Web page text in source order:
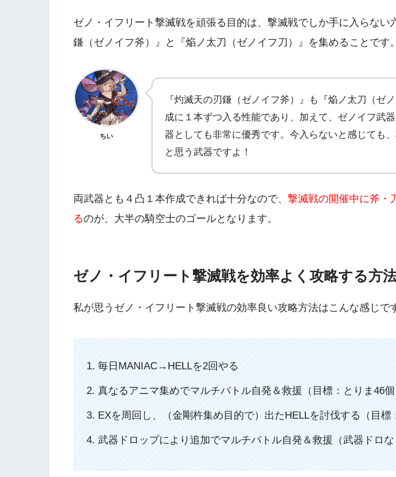
ゼノ・イフリート撃滅戦を頑張る目的は、撃滅戦でしか手に入らない
鎌（ゼノイフ斧）』と『焔ノ太刀（ゼノイフ刀）』を集めることです。
ちい
『灼滅天の刃鎌（ゼノイフ斧）』も『焔ノ太刀（ゼ
成に１本ずつ入る性能であり、加えて、ゼノイフ武
器としても非常に優秀です。今入らないと感じても
と思う武器ですよ！
両武器とも４凸１本作成できれば十分なので、 撃滅戦の開催中に斧・
るのが、大半の騎空士のゴールとなります。
ゼノ・イフリート撃滅戦を効率よく攻略する方
私が思うゼノ・イフリート撃滅戦の効率良い攻略方法はこんな感じで
毎日MANIAC→HELLを2回やる
真なるアニマ集めでマルチバトル自発＆救援（目標：とりま46個
EXを周回し、（金剛杵集め目的で）出たHELLを討伐する（目標
武器ドロップにより追加でマルチバトル自発＆救援（武器ドロな